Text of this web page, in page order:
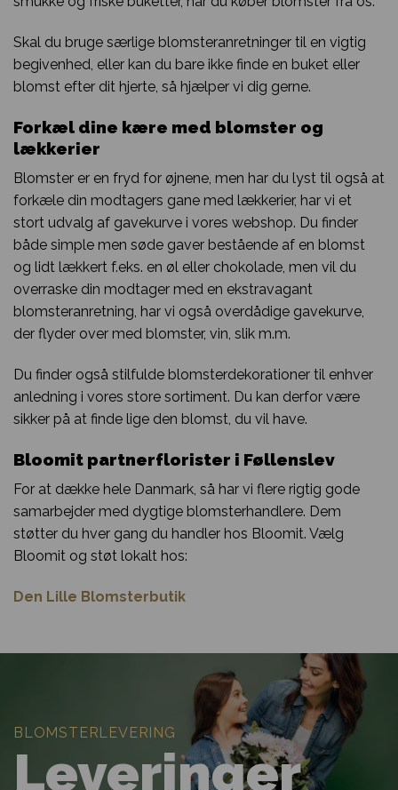
Skal du bruge særlige blomsteranretninger til en vigtig
begivenhed, eller kan du bare ikke finde en buket eller
blomst efter dit hjerte, så hjælper vi dig gerne.
Forkæl dine kære med blomster og
lækkerier
Blomster er en fryd for øjnene, men har du lyst til også at
forkæle din modtagers gane med lækkerier, har vi et
stort udvalg af gavekurve i vores webshop. Du finder
både simple men søde gaver bestående af en blomst
og lidt lækkert f.eks. en øl eller chokolade, men vil du
overraske din modtager med en ekstravagant
blomsteranretning, har vi også overdådige gavekurve,
der flyder over med blomster, vin, slik m.m.
Du finder også stilfulde blomsterdekorationer til enhver
anledning i vores store sortiment. Du kan derfor være
sikker på at finde lige den blomst, du vil have.
Bloomit partnerflorister i Føllenslev
For at dække hele Danmark, så har vi flere rigtig gode
samarbejder med dygtige blomsterhandlere. Dem
støtter du hver gang du handler hos Bloomit. Vælg
Bloomit og støt lokalt hos:
Den Lille Blomsterbutik
BLOMSTERLEVERING
Leveringer